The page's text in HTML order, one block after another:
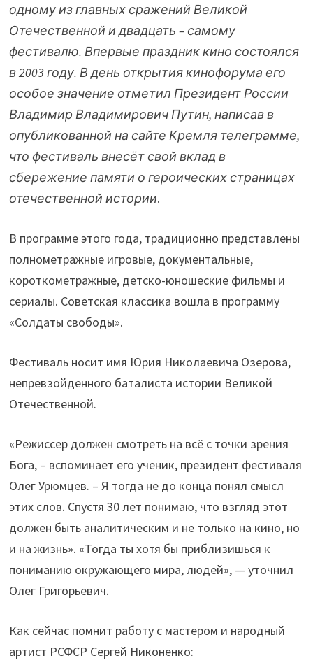
одному из главных сражений Великой
Отечественной и двадцать – самому
фестивалю. Впервые праздник кино состоялся
в 2003 году. В день открытия кинофорума его
особое значение отметил Президент России
Владимир Владимирович Путин, написав в
опубликованной на сайте Кремля телеграмме,
что фестиваль внесёт свой вклад в
сбережение памяти о героических страницах
отечественной истории.
В программе этого года, традиционно представлены
полнометражные игровые, документальные,
короткометражные, детско-юношеские фильмы и
сериалы. Советская классика вошла в программу
«Солдаты свободы».
Фестиваль носит имя Юрия Николаевича Озерова,
непревзойденного баталиста истории Великой
Отечественной.
«Режиссер должен смотреть на всё с точки зрения
Бога, – вспоминает его ученик, президент фестиваля
Олег Урюмцев. – Я тогда не до конца понял смысл
этих слов. Спустя 30 лет понимаю, что взгляд этот
должен быть аналитическим и не только на кино, но
и на жизнь». «Тогда ты хотя бы приблизишься к
пониманию окружающего мира, людей», — уточнил
Олег Григорьевич.
Как сейчас помнит работу с мастером и народный
артист РСФСР Сергей Никоненко: